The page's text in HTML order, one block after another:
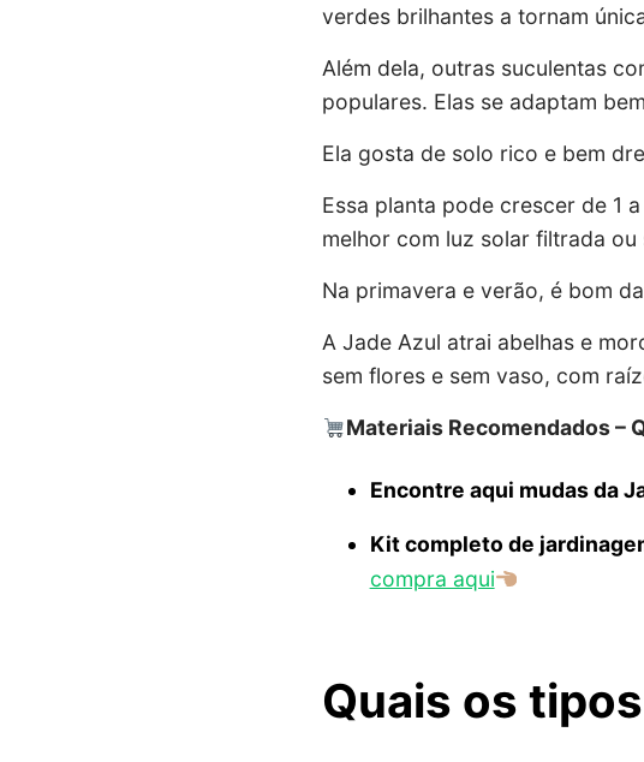
verdes brilhantes a tornam
Além dela, outras suculentas
populares. Elas se adaptam
Ela gosta de solo rico e bem
Essa planta pode crescer de 1
melhor com luz solar filtrada
Na primavera e verão, é bom
A Jade Azul atrai abelhas e
sem flores e sem vaso, com
Materiais Recomendados –
Encontre aqui mudas da
Kit completo de
compra aqui
Quais os